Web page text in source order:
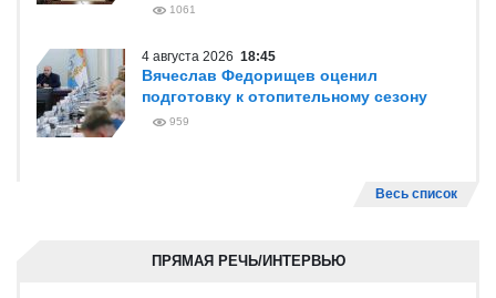
1061
4 августа 2026 18:45
Вячеслав Федорищев оценил
подготовку к отопительному сезону
959
Весь список
ПРЯМАЯ РЕЧЬ/ИНТЕРВЬЮ